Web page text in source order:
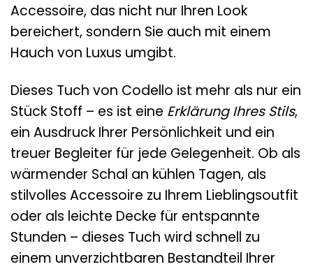
Accessoire, das nicht nur Ihren Look
bereichert, sondern Sie auch mit einem
Hauch von Luxus umgibt.
Dieses Tuch von Codello ist mehr als nur ein
Stück Stoff – es ist eine Erklärung Ihres Stils,
ein Ausdruck Ihrer Persönlichkeit und ein
treuer Begleiter für jede Gelegenheit. Ob als
wärmender Schal an kühlen Tagen, als
stilvolles Accessoire zu Ihrem Lieblingsoutfit
oder als leichte Decke für entspannte
Stunden – dieses Tuch wird schnell zu
einem unverzichtbaren Bestandteil Ihrer